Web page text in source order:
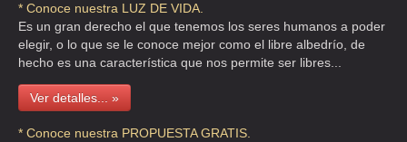
* Conoce nuestra LUZ DE VIDA.
Es un gran derecho el que tenemos los seres humanos a poder
elegir, o lo que se le conoce mejor como el libre albedrío, de
hecho es una característica que nos permite ser libres...
Ver detalles... »
* Conoce nuestra PROPUESTA GRATIS.